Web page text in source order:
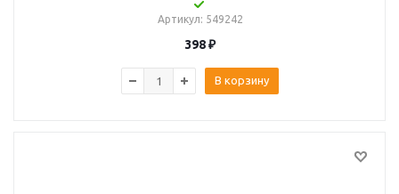
Артикул: 549242
398₽
В корзину